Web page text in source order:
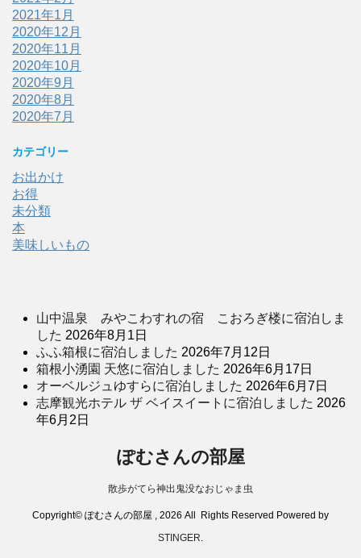
2021年1月
2020年12月
2020年11月
2020年10月
2020年9月
2020年8月
2020年7月
カテゴリー
お出かけ
お得
未分類
本
美味しいもの
山中温泉 みやこわすれの宿 こおろぎ楼に宿泊しま
した 2026年8月1日
ふふ箱根に宿泊しました 2026年7月12日
箱根小湧園 天悠に宿泊しました 2026年6月17日
オーベルジュゆすらに宿泊しました 2026年6月7日
志摩観光ホテル ザ ベイスイートに宿泊しました 2026
年6月2日
ぽむさんの部屋
散歩がてら神出鬼没なおじゃま虫
Copyright© ぽむさんの部屋 , 2026 All Rights Reserved Powered by
STINGER.